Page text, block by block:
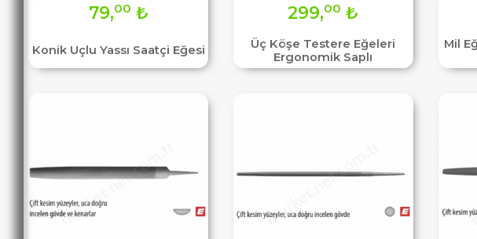
Konik Uçlu Yassı Saatçi Eğesi
79,00 ₺
Üç Köşe Testere Eğeleri
Ergonomik Saplı
299,00 ₺
Mil